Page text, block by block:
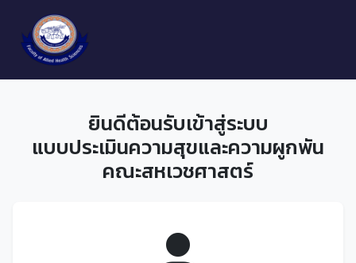
ยินดีต้อนรับเข้าสู่ระบบ
แบบประเมินความสุขและความผูกพัน
คณะสหเวชศาสตร์